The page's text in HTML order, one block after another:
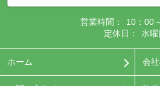
営業時間：
10：00
定休日：
水曜
ホーム 会